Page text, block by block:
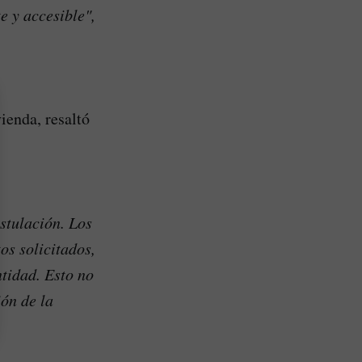
y accesible",
resaltó
Los
solicitados,
Esto no
de la